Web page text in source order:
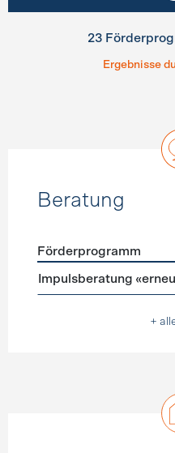
23
Ergebnisse
Beratung
Förderprogramme
Förderprogramm
Impulsberatung
+